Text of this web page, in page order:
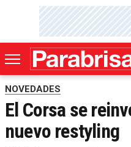
NOVEDADES
El Corsa se
nuevo restyling